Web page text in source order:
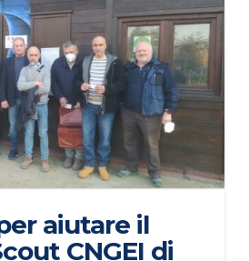
aiutare il
CNGEI di